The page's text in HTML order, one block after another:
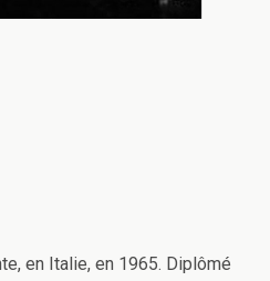
en Italie, en 1965. Diplômé